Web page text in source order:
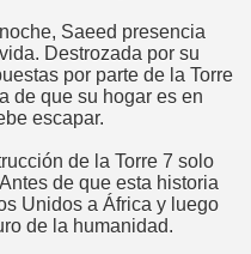
Saeed presencia
Destrozada por su
por parte de la Torre
de que su hogar es en
escapar.
de la Torre 7 solo
de que esta historia
Unidos a África y luego
de la humanidad.